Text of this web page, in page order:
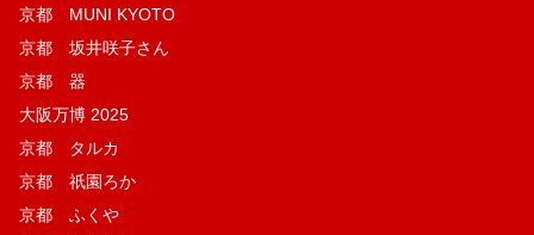
京都 MUNI KYOTO
京都 坂井咲子さん
京都 器
大阪万博 2025
京都 タルカ
京都 祇園ろか
京都 ふくや